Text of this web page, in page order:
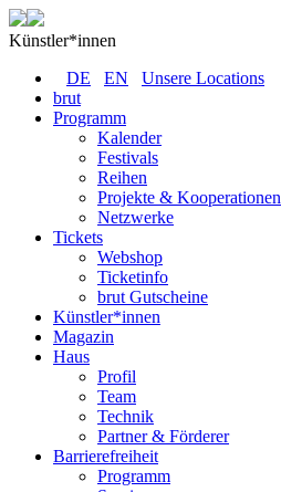
Künstler*innen
DE
EN
Unsere Locations
brut
Programm
Kalender
Festivals
Reihen
Projekte & Kooperationen
Netzwerke
Tickets
Webshop
Ticketinfo
brut Gutscheine
Künstler*innen
Magazin
Haus
Profil
Team
Technik
Partner & Förderer
Barrierefreiheit
Programm